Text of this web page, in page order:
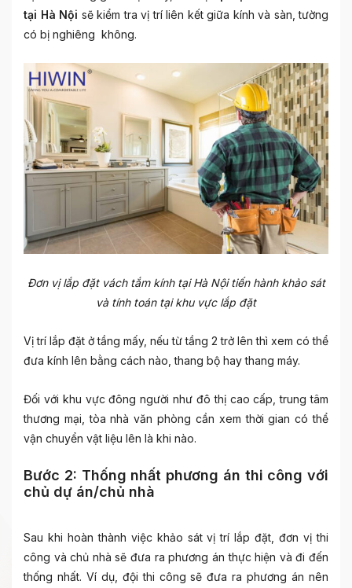
tại Hà Nội sẽ kiểm tra vị trí liên kết giữa kính và sàn, tường
có bị nghiêng không.
Đơn vị lắp đặt vách tắm kính tại Hà Nội tiến hành khảo sát
và tính toán tại khu vực lắp đặt
Vị trí lắp đặt ở tầng mấy, nếu từ tầng 2 trở lên thì xem có thể
đưa kính lên bằng cách nào, thang bộ hay thang máy.
Đối với khu vực đông người như đô thị cao cấp, trung tâm
thương mại, tòa nhà văn phòng cần xem thời gian có thể
vận chuyển vật liệu lên là khi nào.
Bước 2: Thống nhất phương án thi công với
chủ dự án/chủ nhà
Sau khi hoàn thành việc khảo sát vị trí lắp đặt, đơn vị thi
công và chủ nhà sẽ đưa ra phương án thực hiện và đi đến
thống nhất. Ví dụ, đội thi công sẽ đưa ra phương án nên